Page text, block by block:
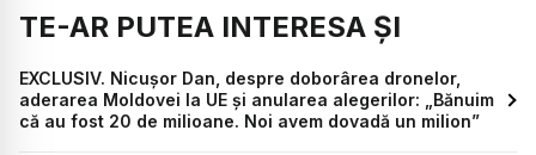
TE-AR PUTEA INTERESA ȘI
EXCLUSIV. Nicușor Dan, despre doborârea dronelor,
aderarea Moldovei la UE și anularea alegerilor: „Bănuim
că au fost 20 de milioane. Noi avem dovadă un milion”